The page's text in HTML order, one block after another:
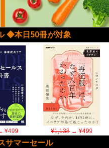
◆本日50冊が対象
¥499 ¥1,138→ ¥499
サマーセール